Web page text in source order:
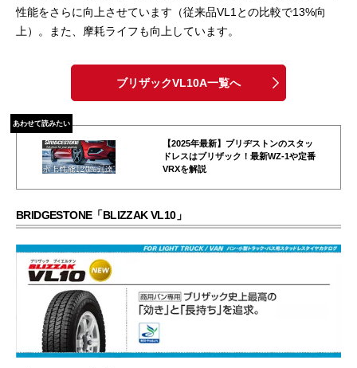
性能をさらに向上させています（従来品VL1との比較で13%向
上）。また、摩耗ライフも向上しています。
ブリザックVL10A一覧へ
あわせて読みたい
【2025年最新】ブリヂストンのスタッ
ドレスはブリザック！最新WZ-1や定番
VRXを解説
BRIDGESTONE「BLIZZAK VL10」